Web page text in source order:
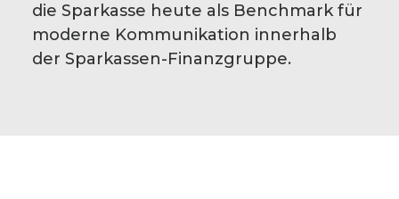
die Sparkasse heute als Benchmark für
moderne Kommunikation innerhalb
der Sparkassen-Finanzgruppe.